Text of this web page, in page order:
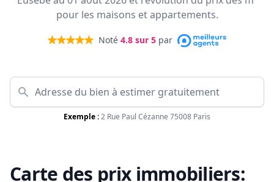
pour les maisons et appartements.
Noté 4.8 sur 5 par
Exemple :2 Rue Paul Cézanne 75008 Paris
Carte des prix immobiliers: